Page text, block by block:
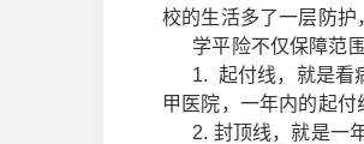
校的生活多了一层防护
学平险不仅保障范围
1. 起付线，就是看病
甲医院，一年内的起付
2. 封顶线，就是一年